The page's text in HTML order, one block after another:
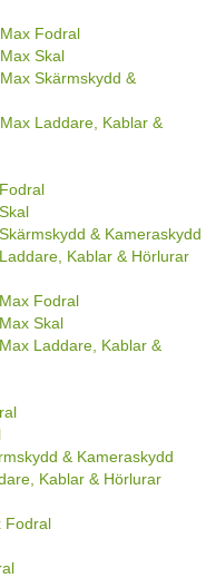
Fodral
Skal
Skärmskydd &
Laddare, Kablar &
& Kameraskydd
Kablar & Hörlurar
Fodral
Skal
Laddare, Kablar &
& Kameraskydd
Kablar & Hörlurar
Fodral